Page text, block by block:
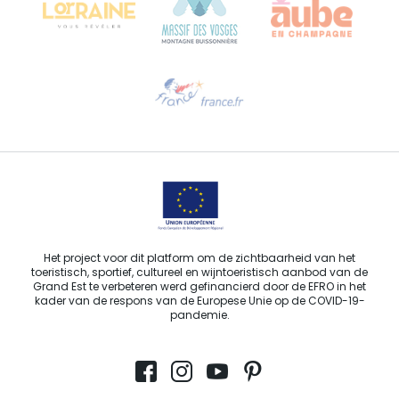
Stuur ons een e-mail
Het project voor dit platform om de zichtbaarheid van het
toeristisch, sportief, cultureel en wijntoeristisch aanbod van de
Grand Est te verbeteren werd gefinancierd door de EFRO in het
kader van de respons van de Europese Unie op de COVID-19-
pandemie.